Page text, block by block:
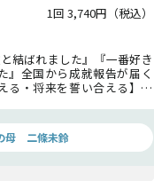
1回 3,740円（税込）
結ばれました』『一番好き
』全国から成就報告が届く
る・将来を誓い合える】宿
母 二條未鈴